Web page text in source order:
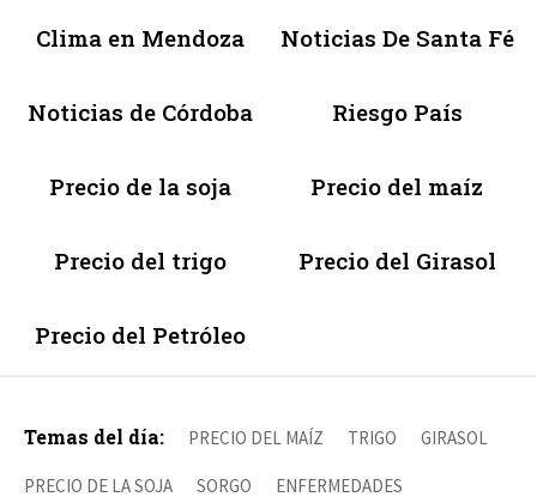
Clima en Mendoza Noticias De Santa Fé
Noticias de Córdoba Riesgo País
Precio de la soja Precio del maíz
Precio del trigo Precio del Girasol
Precio del Petróleo
Temas del día: PRECIO DEL MAÍZ TRIGO GIRASOL
PRECIO DE LA SOJA SORGO ENFERMEDADES